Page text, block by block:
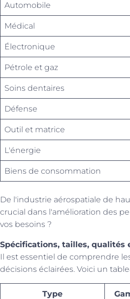
Automobile
Médical
Électronique
Pétrole et gaz
Soins dentaires
Défense
Outil et matrice
L'énergie
Biens de consommation
De l'industrie aérospatiale de
crucial dans l'amélioration des
vos besoins ?
Spécifications, tailles, qualités
Il est essentiel de comprendre
décisions éclairées. Voici un
Type